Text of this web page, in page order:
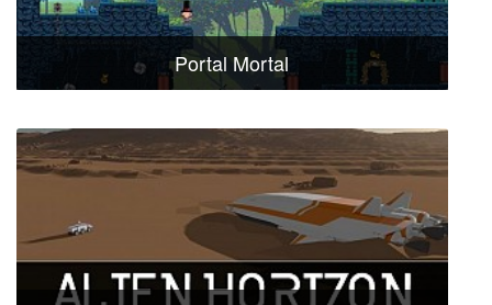
Portal Mortal